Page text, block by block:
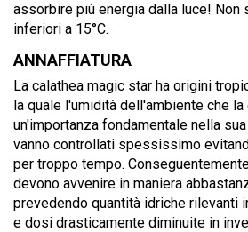
assorbire più energia dalla luce! Non
inferiori a 15°C.
ANNAFFIATURA
La calathea magic star ha origini
la quale l'umidità dell'ambiente che
un'importanza fondamentale nella
vanno controllati spessissimo
per troppo tempo.
devono avvenire in maniera
prevedendo quantità idriche rilevanti
e dosi drasticamente diminuite in